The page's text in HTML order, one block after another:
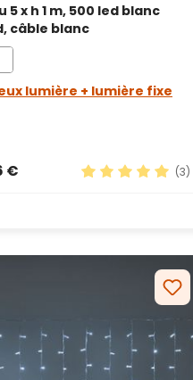
5 x h 1 m, 500 led blanc
câble blanc
lumière + lumière fixe
€
(3)